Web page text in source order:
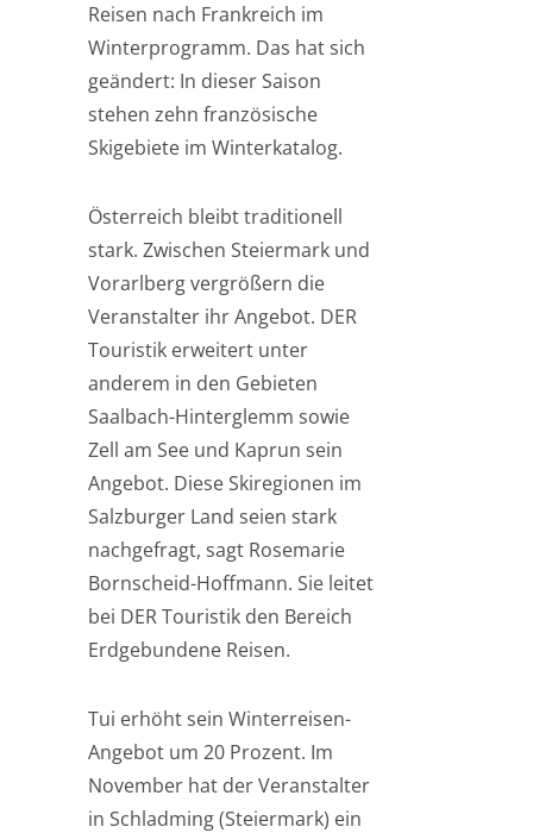
Reisen nach Frankreich im
Winterprogramm. Das hat sich
geändert: In dieser Saison
stehen zehn französische
Skigebiete im Winterkatalog.
Österreich bleibt traditionell
stark. Zwischen Steiermark und
Vorarlberg vergrößern die
Veranstalter ihr Angebot. DER
Touristik erweitert unter
anderem in den Gebieten
Saalbach-Hinterglemm sowie
Zell am See und Kaprun sein
Angebot. Diese Skiregionen im
Salzburger Land seien stark
nachgefragt, sagt Rosemarie
Bornscheid-Hoffmann. Sie leitet
bei DER Touristik den Bereich
Erdgebundene Reisen.
Tui erhöht sein Winterreisen-
Angebot um 20 Prozent. Im
November hat der Veranstalter
in Schladming (Steiermark) ein